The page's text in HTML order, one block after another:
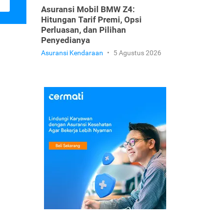
Asuransi Mobil BMW Z4:
Hitungan Tarif Premi, Opsi
Perluasan, dan Pilihan
Penyedianya
Asuransi Kendaraan • 5 Agustus 2026